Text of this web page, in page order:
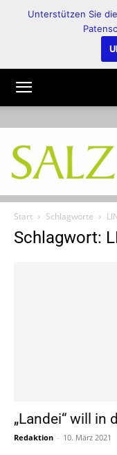
Start Schlagworte
Schlagwort:
„Landei“ will in
Redaktion - 10. März 2021
Unterstützen Sie